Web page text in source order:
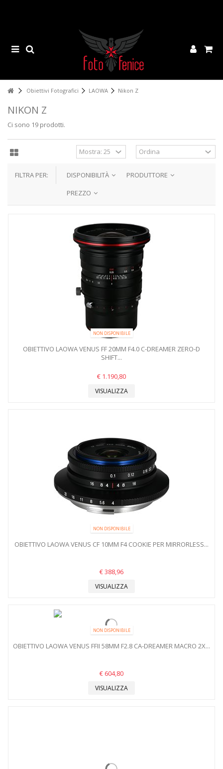
Obiettivi Fotografici LAOWA Nikon Z
NIKON Z
Ci sono 19 prodotti.
FILTRA PER: DISPONIBILITÀ
PRODUTTORE
PREZZO
NON DISPONIBILE
OBIETTIVO LAOWA VENUS FF 20MM F4.0 C-DREAMER ZERO-D
SHIFT...
€ 1.190,80
VISUALIZZA
NON DISPONIBILE
OBIETTIVO LAOWA VENUS CF 10MM F4 COOKIE PER MIRRORLESS...
€ 388,96
VISUALIZZA
NON DISPONIBILE
OBIETTIVO LAOWA VENUS FFII 58MM F2.8 CA-DREAMER MACRO 2X...
€ 604,80
VISUALIZZA